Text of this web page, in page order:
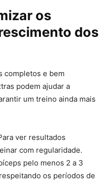
os
dos
completos e bem
podem ajudar a
um treino ainda mais
ver resultados
com regularidade.
pelo menos 2 a 3
os períodos de